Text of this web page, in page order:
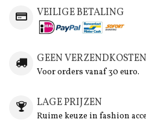
VEILIGE BETALING
GEEN VERZENDKOSTEN
Voor orders vanaf 30 euro.
LAGE PRIJZEN
Ruime keuze in fashion